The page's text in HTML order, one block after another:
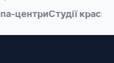
центриСтудії краси